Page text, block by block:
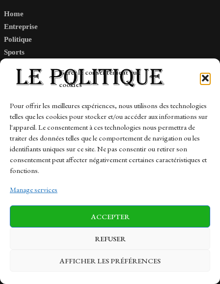
Gérer le consentement aux
cookies
Pour offrir les meilleures expériences, nous utilisons des technologies
telles que les cookies pour stocker et/ou accéder aux informations sur
l'appareil. Le consentement à ces technologies nous permettra de
traiter des données telles que le comportement de navigation ou les
identifiants uniques sur ce site. Ne pas consentir ou retirer son
consentement peut affecter négativement certaines caractéristiques et
fonctions.
Manage services
ACCEPTER
REFUSER
AFFICHER LES PRÉFÉRENCES
Home
Entreprise
Politique
Sports
Links
Contact
Sitemap
News Finance-Marches Politics
Business Tech Health Sports Travel
© 1997-2026 - lepolitique.net. All Rights Reserved.